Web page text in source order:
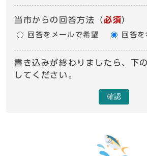
当市からの回答方法 （必須）
回答をメールで希望 回答を
書き込みが終わりましたら、下
してください。
確認